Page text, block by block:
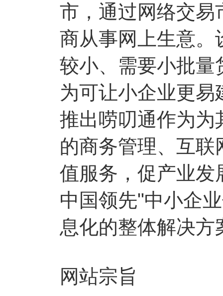
市，通过网络交易
商从事网上生意。
较小、需要小批量
为可让小企业更
推出唠叨通作为为
的商务管理、互
值服务，促产业发
中国领先"中小企
息化的整体解决方
网站宗旨